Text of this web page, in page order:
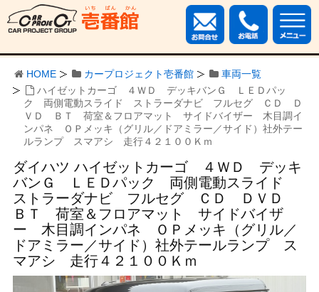
HOME カープロジェクト壱番館
車両一覧
ハイゼットカーゴ ４ＷＤ デッキバンＧ ＬＥＤパッ
ク 両側電動スライド ストラーダナビ フルセグ ＣＤ Ｄ
ＶＤ ＢＴ 荷室＆フロアマット サイドバイザー 木目調イ
ンパネ ＯＰメッキ（グリル／ドアミラー／サイド）社外テー
ルランプ スマアシ 走行４２１００Ｋｍ
ダイハツ ハイゼットカーゴ ４ＷＤ デッキ
バンＧ ＬＥＤパック 両側電動スライド
ストラーダナビ フルセグ ＣＤ ＤＶＤ
ＢＴ 荷室＆フロアマット サイドバイザ
ー 木目調インパネ ＯＰメッキ（グリル／
ドアミラー／サイド）社外テールランプ ス
マアシ 走行４２１００Ｋｍ